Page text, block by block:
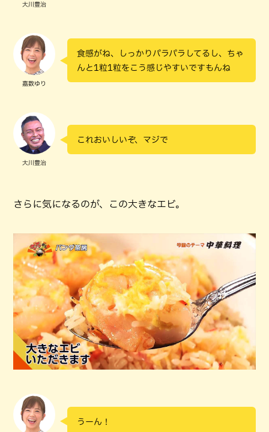
大川豊治
嘉数ゆり
食感がね、しっかりパラパラしてるし、ちゃ
んと1粒1粒をこう感じやすいですもんね
大川豊治
これおいしいぞ、マジで
さらに気になるのが、この大きなエビ。
うーん！